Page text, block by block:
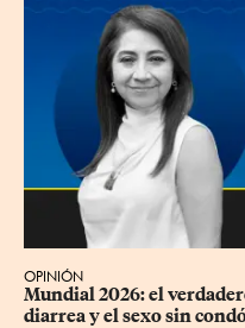
OPINIÓN
Mundial 2026: el
diarrea y el sexo sin